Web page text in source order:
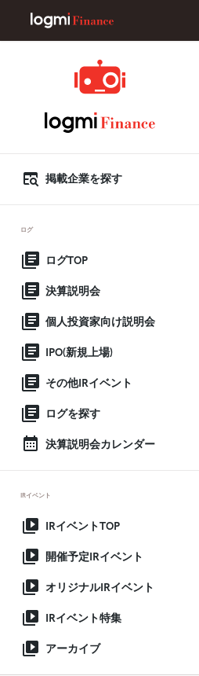
掲載企業を探す
ログ
ログTOP
決算説明会
個人投資家向け説明会
IPO(新規上場)
その他IRイベント
ログを探す
決算説明会カレンダー
IRイベント
IRイベントTOP
開催予定IRイベント
オリジナルIRイベント
IRイベント特集
アーカイブ